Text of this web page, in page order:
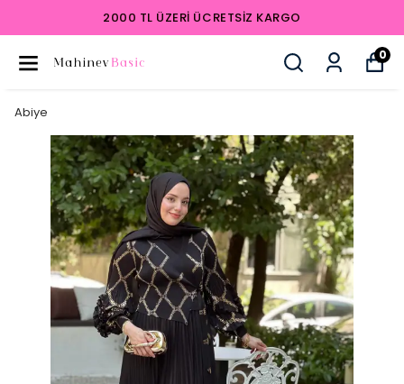
2000 TL ÜZERI ÜCRETSIZ KARGO
0
Abiye